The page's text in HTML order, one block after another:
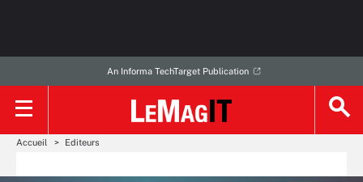
An Informa TechTarget Publication
Accueil Editeurs